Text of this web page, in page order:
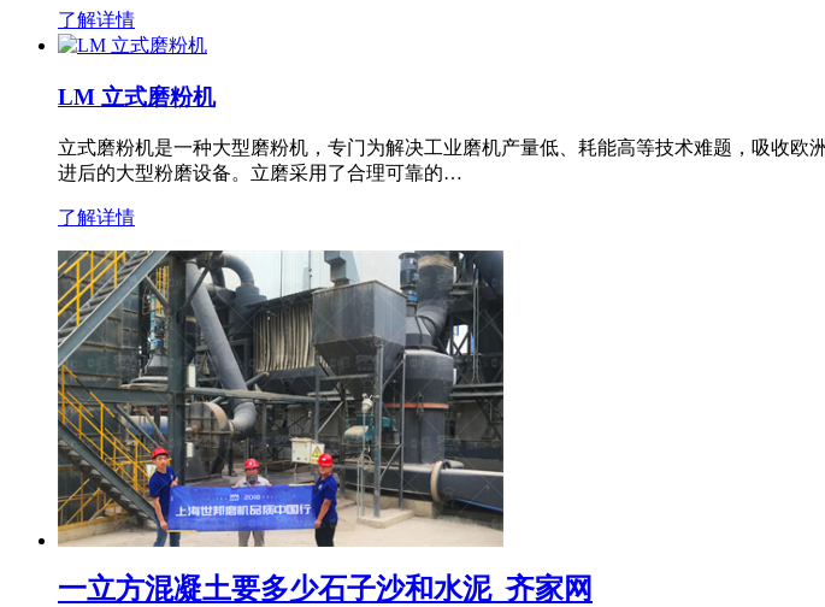
了解详情
LM 立式磨粉机
立式磨粉机是一种大型磨粉机，专门为解决工业磨机产量低、耗能高等技术难题，吸收
进后的大型粉磨设备。立磨采用了合理可靠的…
了解详情
一立方混凝土要多少石子沙和水泥_齐家网